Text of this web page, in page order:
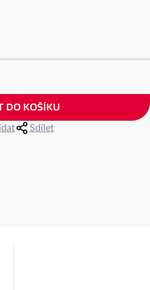
DO KOŠÍKU
Sdílet